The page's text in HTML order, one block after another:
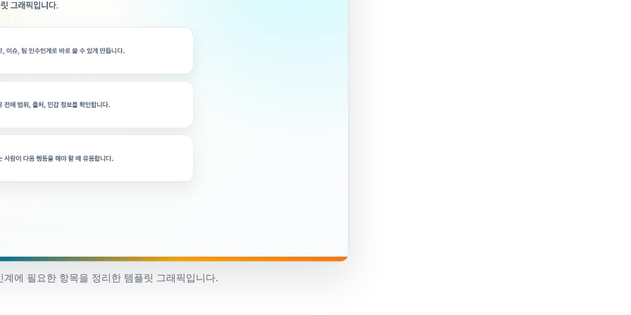
계에 필요한 항목을 정리한 템플릿 그래픽입니다.